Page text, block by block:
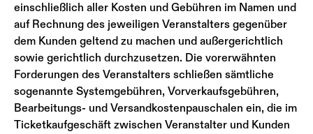
einschließlich aller Kosten und Gebühren im Namen und
auf Rechnung des jeweiligen Veranstalters gegenüber
dem Kunden geltend zu machen und außergerichtlich
sowie gerichtlich durchzusetzen. Die vorerwähnten
Forderungen des Veranstalters schließen sämtliche
sogenannte Systemgebühren, Vorverkaufsgebühren,
Bearbeitungs- und Versandkostenpauschalen ein, die im
Ticketkaufgeschäft zwischen Veranstalter und Kunden